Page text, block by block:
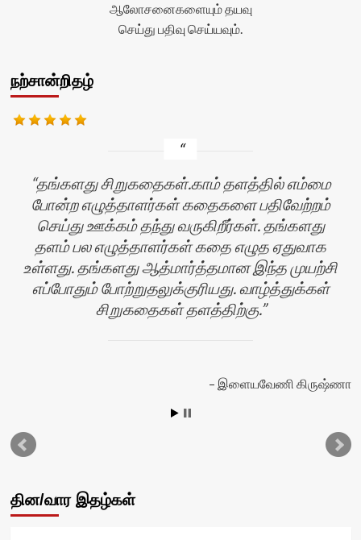
ஆலோசனைகளையும் தயவு
செய்து பதிவு செய்யவும்.
நற்சான்றிதழ்
தங்களது சிறுகதைகள்.காம் தளத்தில் எம்மை
போன்ற எழுத்தாளர்கள் கதைகளை பதிவேற்றம்
செய்து ஊக்கம் தந்து வருகிறீர்கள். தங்களது
தளம் பல எழுத்தாளர்கள் கதை எழுத ஏதுவாக
உள்ளது. தங்களது ஆத்மார்த்தமான இந்த முயற்சி
எப்போதும் போற்றுதலுக்குரியது. வாழ்த்துக்கள்
சிறுகதைகள் தளத்திற்கு.
இளையவேணி கிருஷ்ணா
தின/வார இதழ்கள்